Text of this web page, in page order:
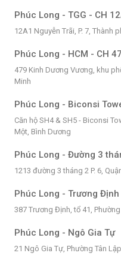
Phúc Long - TGG - CH
12A1 Nguyễn Trãi, P. 7, Thành
Phúc Long - HCM - CH
479 Kinh Dương Vương, khu
Minh
Phúc Long - Biconsi
Căn hộ SH4 & SH5 - Biconsi
Một, Bình Dương
Phúc Long - Đường 3
1213 đường 3 tháng 2 P. 6,
Phúc Long - Trương Định
387 Trương Định, tổ 41,
Phúc Long - Ngô Gia Tự
21 Ngô Gia Tự, Phường Tân